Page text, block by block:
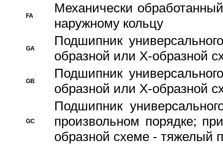
FA
Механически
наружному кольцу
GA
Подшипник
образной или Х-образной
GB
Подшипник
образной или Х-образной
GC
Подшипник
произвольном порядке;
образной схеме - тяжелый